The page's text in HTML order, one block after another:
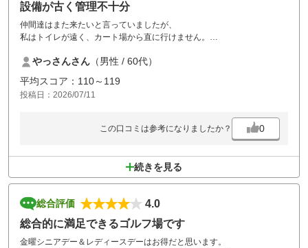
設備が古く管理不十分
仲間達はまた来たいと言っていましたが、
私はトイレが遠く、カート場から直に行けません。
私は初めてだったから不便に思ったかもしれませんが。
脱衣所にも、トイレが完備されていませんでした。
カートは自動で初めてでも、迷う事はありませんが、カート道に穴があ
り乗り心地はよくありませんでした。
やっさんさん （男性 / 60代）
平均スコア：110～119
投稿日：2026/07/11
この口コミは参考になりましたか？ 0
続きを見る
総合評価
4.0
総合的に満足できるゴルフ場です
金曜シニアデー＆レディースデーはお得だと思います。